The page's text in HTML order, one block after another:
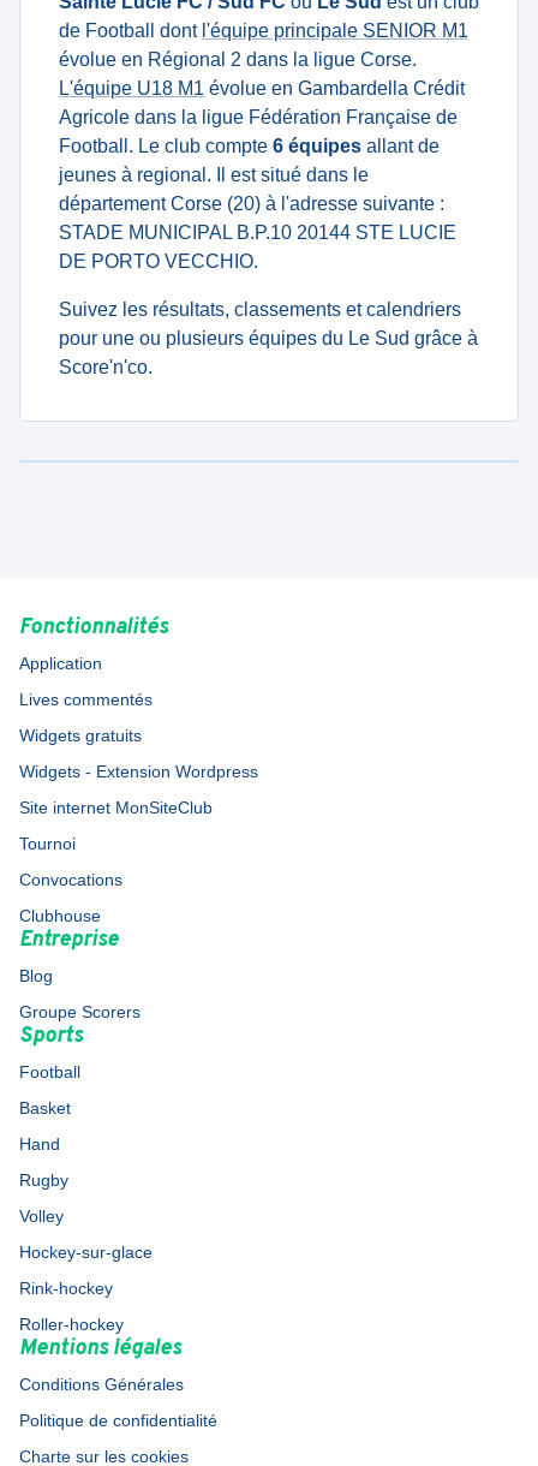
de Football dont l'équipe principale SENIOR M1
évolue en Régional 2 dans la ligue Corse.
L'équipe U18 M1 évolue en Gambardella Crédit
Agricole dans la ligue Fédération Française de
Football. Le club compte 6 équipes allant de
jeunes à regional. Il est situé dans le
département Corse (20) à l'adresse suivante :
STADE MUNICIPAL B.P.10 20144 STE LUCIE
DE PORTO VECCHIO.
Suivez les résultats, classements et calendriers
pour une ou plusieurs équipes du Le Sud grâce à
Score'n'co.
Fonctionnalités
Application
Lives commentés
Widgets gratuits
Widgets - Extension Wordpress
Site internet MonSiteClub
Tournoi
Convocations
Clubhouse
Entreprise
Blog
Groupe Scorers
Sports
Football
Basket
Hand
Rugby
Volley
Hockey-sur-glace
Rink-hockey
Roller-hockey
Mentions légales
Conditions Générales
Politique de confidentialité
Charte sur les cookies